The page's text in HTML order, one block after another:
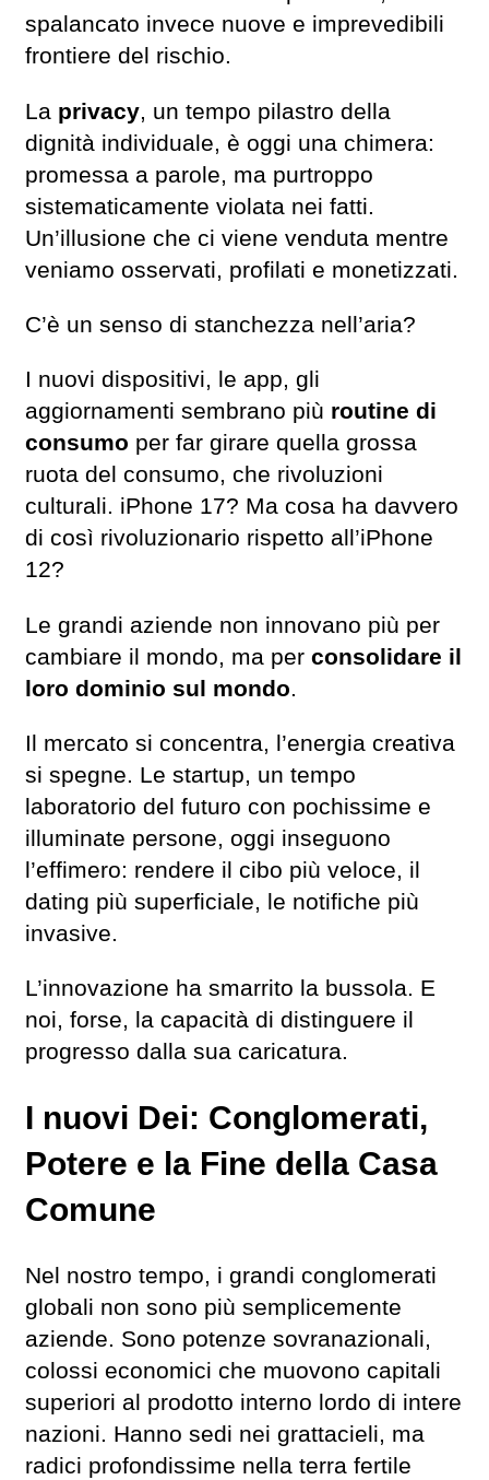
spalancato invece nuove e imprevedibili
frontiere del rischio.
La privacy, un tempo pilastro della
dignità individuale, è oggi una chimera:
promessa a parole, ma purtroppo
sistematicamente violata nei fatti.
Un’illusione che ci viene venduta mentre
veniamo osservati, profilati e monetizzati.
C’è un senso di stanchezza nell’aria?
I nuovi dispositivi, le app, gli
aggiornamenti sembrano più routine di
consumo per far girare quella grossa
ruota del consumo, che rivoluzioni
culturali. iPhone 17? Ma cosa ha davvero
di così rivoluzionario rispetto all’iPhone
12?
Le grandi aziende non innovano più per
cambiare il mondo, ma per consolidare il
loro dominio sul mondo.
Il mercato si concentra, l’energia creativa
si spegne. Le startup, un tempo
laboratorio del futuro con pochissime e
illuminate persone, oggi inseguono
l’effimero: rendere il cibo più veloce, il
dating più superficiale, le notifiche più
invasive.
L’innovazione ha smarrito la bussola. E
noi, forse, la capacità di distinguere il
progresso dalla sua caricatura.
I nuovi Dei: Conglomerati,
Potere e la Fine della Casa
Comune
Nel nostro tempo, i grandi conglomerati
globali non sono più semplicemente
aziende. Sono potenze sovranazionali,
colossi economici che muovono capitali
superiori al prodotto interno lordo di intere
nazioni. Hanno sedi nei grattacieli, ma
radici profondissime nella terra fertile